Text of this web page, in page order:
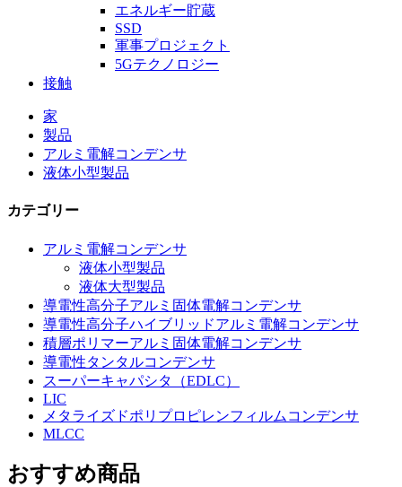
エネルギー貯蔵
SSD
軍事プロジェクト
5Gテクノロジー
接触
家
製品
アルミ電解コンデンサ
液体小型製品
カテゴリー
アルミ電解コンデンサ
液体小型製品
液体大型製品
導電性高分子アルミ固体電解コンデンサ
導電性高分子ハイブリッドアルミ電解コンデンサ
積層ポリマーアルミ固体電解コンデンサ
導電性タンタルコンデンサ
スーパーキャパシタ（EDLC）
LIC
メタライズドポリプロピレンフィルムコンデンサ
MLCC
おすすめ商品